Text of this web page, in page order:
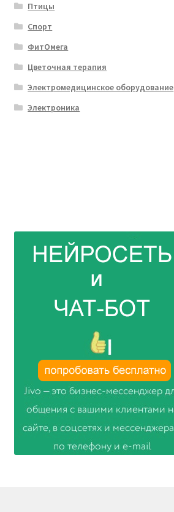
Птицы
Спорт
ФитОмега
Цветочная терапия
Электромедицинское оборудование
Электроника